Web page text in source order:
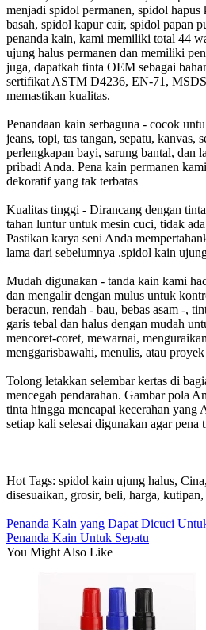
menjadi spidol permanen, spidol
basah, spidol kapur cair, spidol papan
penanda kain, kami memiliki total 44
ujung halus permanen dan memiliki
juga, dapatkah tinta OEM sebagai
sertifikat ASTM D4236, EN-71,
memastikan kualitas.
Penandaan kain serbaguna - cocok
jeans, topi, tas tangan, sepatu, kanvas,
perlengkapan bayi, sarung bantal, dan
pribadi Anda. Pena kain permanen
dekoratif yang tak terbatas
Kualitas tinggi - Dirancang dengan
tahan luntur untuk mesin cuci, tidak
Pastikan karya seni Anda
lama dari sebelumnya .spidol kain
Mudah digunakan - tanda kain kami
dan mengalir dengan mulus untuk
beracun, rendah - bau, bebas asam -,
garis tebal dan halus dengan mudah
mencoret-coret, mewarnai,
menggarisbawahi, menulis, atau
Tolong letakkan selembar kertas di
mencegah pendarahan. Gambar pola
tinta hingga mencapai kecerahan yang
setiap kali selesai digunakan agar pena
Hot Tags: spidol kain ujung halus,
disesuaikan, grosir, beli, harga,
Penanda Kain yang Dapat Dicuci
Penanda Kain Untuk Sepatu
You Might Also Like